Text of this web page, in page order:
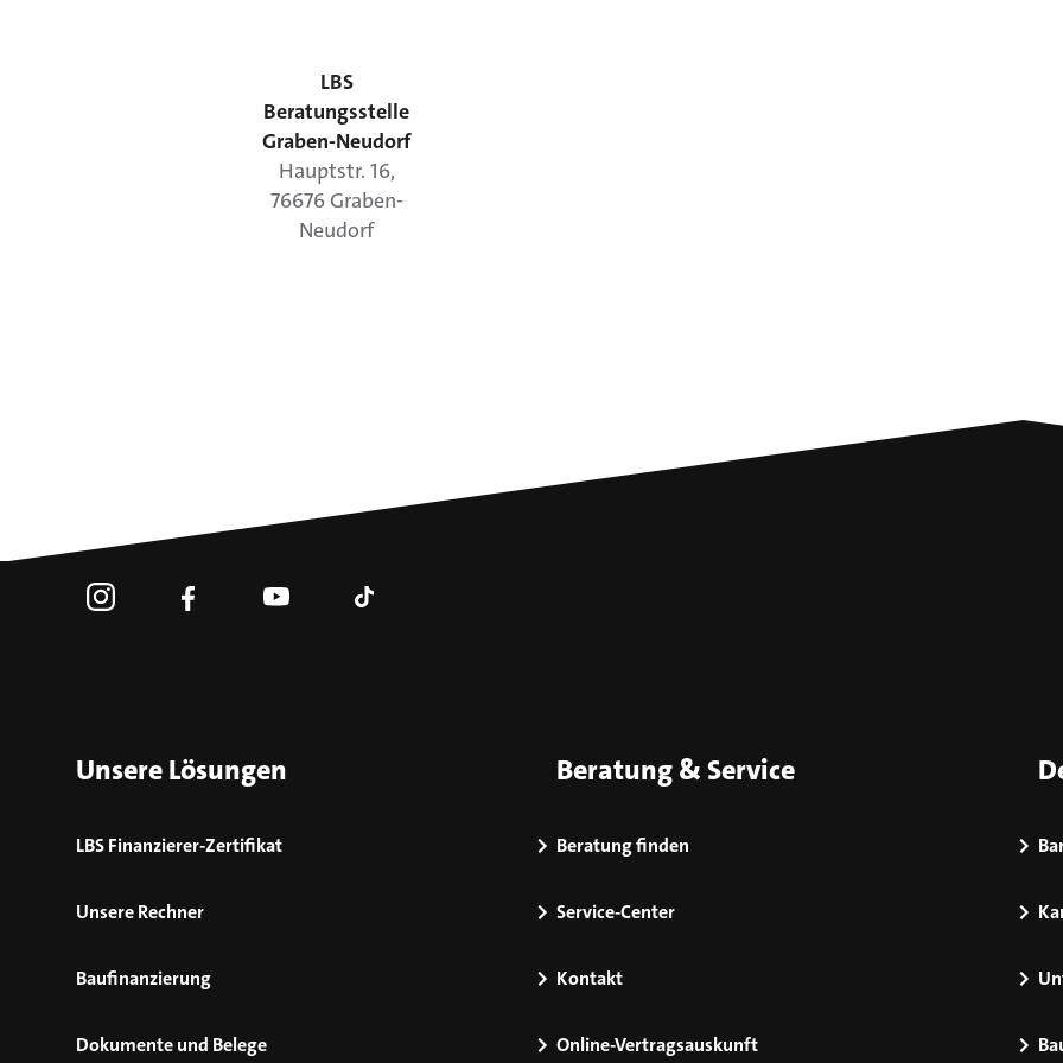
LBS
Beratungsstelle
Graben-Neudorf
Hauptstr. 16,
76676Graben-
Neudorf
Unsere Lösungen
LBS Finanzierer-Zertifikat
Unsere Rechner
Baufinanzierung
Dokumente und Belege
Beratung & Service
Beratung finden
Service-Center
Kontakt
Online-Vertragsauskunft